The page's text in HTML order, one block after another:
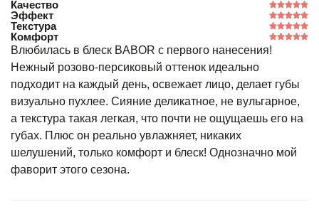
Качество
Эффект
Текстура
Комфорт
Влюбилась в блеск BABOR с первого нанесения!
Нежный розово‑персиковый оттенок идеально
подходит на каждый день, освежает лицо, делает губы
визуально пухлее. Сияние деликатное, не вульгарное,
а текстура такая легкая, что почти не ощущаешь его на
губах. Плюс он реально увлажняет, никаких
шелушений, только комфорт и блеск! Однозначно мой
фаворит этого сезона.